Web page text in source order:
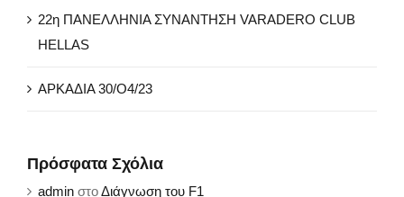
22η ΠΑΝΕΛΛΗΝΙΑ ΣΥΝΑΝΤΗΣΗ VARADERO CLUB
HELLAS
ΑΡΚΑΔΙΑ 30/Ο4/23
Πρόσφατα Σχόλια
admin στοΔιάγνωση του F1